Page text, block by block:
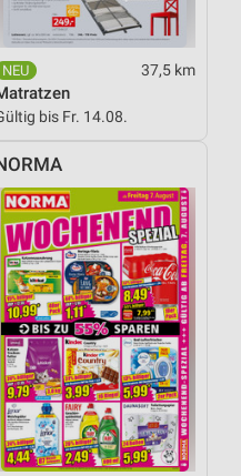
37,5 km
bis Fr. 14.08.